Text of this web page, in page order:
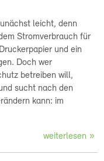
leicht, denn
Stromverbrauch für
und ein
Doch wer
betreiben will,
sucht nach den
kann: im
weiterlesen